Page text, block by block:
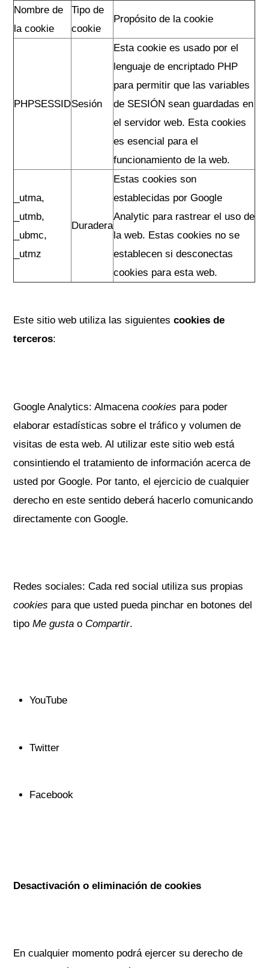
Nombre de
la cookie
Tipo de
cookie
Propósito de la cookie
PHPSESSIDSesión
Esta cookie es usado por el
lenguaje de encriptado PHP
para permitir que las variables
de SESIÓN sean guardadas en
el servidor web. Esta cookies
es esencial para el
funcionamiento de la web.
_utma,
_utmb,
_ubmc,
_utmz
Duradera
Estas cookies son
establecidas por Google
Analytic para rastrear el uso de
la web. Estas cookies no se
establecen si desconectas
cookies para esta web.
Este sitio web utiliza las siguientes cookies de
terceros:
Google Analytics: Almacenacookies para poder
elaborar estadísticas sobre el tráfico y volumen de
visitas de esta web. Al utilizar este sitio web está
consintiendo el tratamiento de información acerca de
usted por Google. Por tanto, el ejercicio de cualquier
derecho en este sentido deberá hacerlo comunicando
directamente con Google.
Redes sociales: Cada red social utiliza sus propias
cookies para que usted pueda pinchar en botones del
tipoMe gusta o Compartir.
YouTube
Twitter
Facebook
Desactivación o eliminación de cookies
En cualquier momento podrá ejercer su derecho de